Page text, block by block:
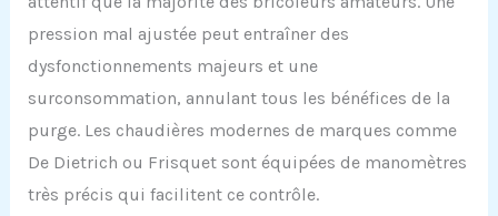
pression mal ajustée peut entraîner des
dysfonctionnements majeurs et une
surconsommation, annulant tous les bénéfices de la
purge. Les chaudières modernes de marques comme
De Dietrich ou Frisquet sont équipées de manomètres
très précis qui facilitent ce contrôle.